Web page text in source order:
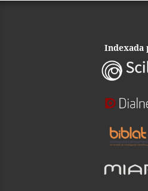
Indexada